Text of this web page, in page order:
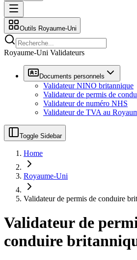
Outils Royaume-Uni
Royaume-Uni Validateurs
Documents personnels
Validateur NINO britannique
Validateur de permis de
Validateur de numéro NHS
Validateur de TVA au
Toggle Sidebar
Home
Royaume-Uni
Validateur de permis de conduire
Validateur de
conduire